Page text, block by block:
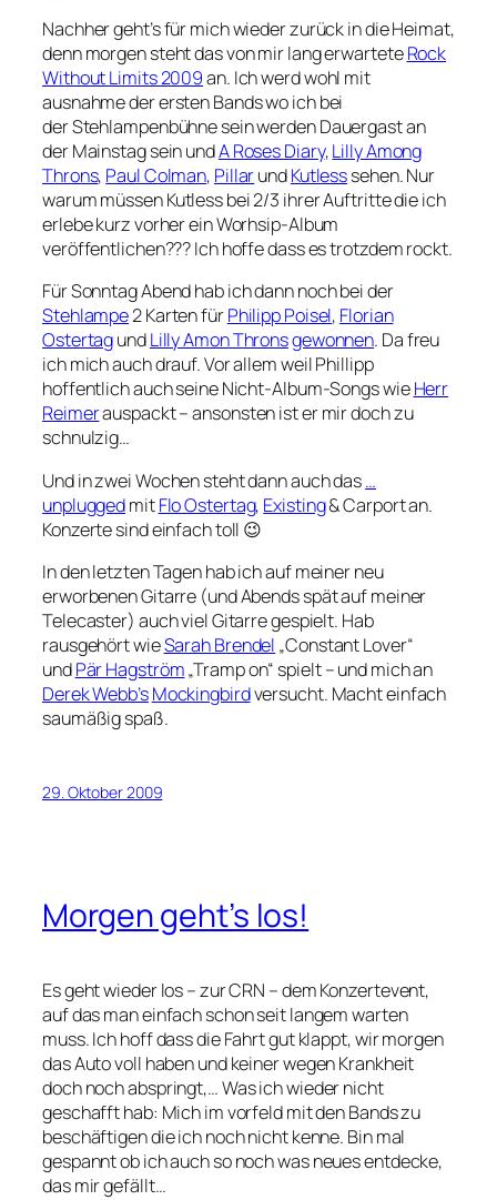
Nachher geht’s für mich wieder zurück in die Heimat,
denn morgen steht das von mir lang erwarteteRock
Without Limits 2009an. Ich werd wohl mit
ausnahme der ersten Bands wo ich bei
der Stehlampenbühne sein werden Dauergast an
der Mainstag sein undA Roses Diary,Lilly Among
Throns, Paul Colman, PillarundKutlesssehen. Nur
warum müssen Kutless bei 2/3 ihrer Auftritte die ich
erlebe kurz vorher ein Worhsip-Album
veröffentlichen??? Ich hoffe dass es trotzdem rockt.
Für Sonntag Abend hab ich dann noch bei der
Stehlampe2 Karten fürPhilipp Poisel, Florian
OstertagundLilly Amon Thronsgewonnen. Da freu
ich mich auch drauf. Vor allem weil Phillipp
hoffentlich auch seine Nicht-Album-Songs wieHerr
Reimerauspackt – ansonsten ist er mir doch zu
schnulzig…
Und in zwei Wochen steht dann auch das…
unpluggedmitFlo Ostertag, Existing& Carport an.
Konzerte sind einfach toll 😉
In den letzten Tagen hab ich auf meiner neu
erworbenen Gitarre (und Abends spät auf meiner
Telecaster) auch viel Gitarre gespielt. Hab
rausgehört wieSarah Brendel „Constant Lover“
undPär Hagström„Tramp on“ spielt – und mich an
Derek Webb’sMockingbirdversucht. Macht einfach
saumäßig spaß.
29. Oktober 2009
Morgen geht’s los!
Es geht wieder los – zur CRN – dem Konzertevent,
auf das man einfach schon seit langem warten
muss. Ich hoff dass die Fahrt gut klappt, wir morgen
das Auto voll haben und keiner wegen Krankheit
doch noch abspringt,… Was ich wieder nicht
geschafft hab: Mich im vorfeld mit den Bands zu
beschäftigen die ich noch nicht kenne. Bin mal
gespannt ob ich auch so noch was neues entdecke,
das mir gefällt…